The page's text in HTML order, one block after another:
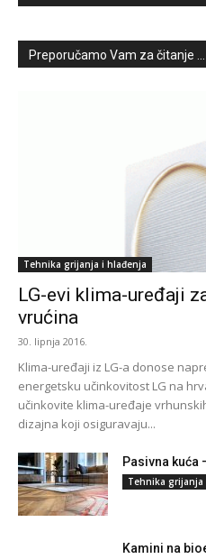
Preporučamo Vam za čitanje ...
Tehnika grijanja i hlađenja
LG-evi klima-uređaji
vrućina
30. lipnja 2016.
Klima-uređaji iz LG-a donose
energetsku učinkovitost LG na
učinkovite klima-uređaje
dizajna koji osiguravaju...
Pasivna
Tehnika grijanja
Kamini na